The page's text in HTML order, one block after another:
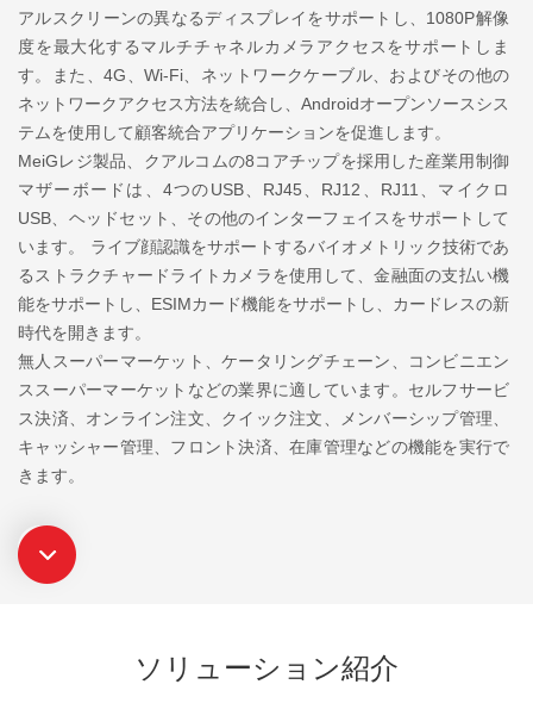
アルスクリーンの異なるディスプレイをサポートし、1080P解像
度を最大化するマルチチャネルカメラアクセスをサポートしま
す。また、4G、Wi-Fi、ネットワークケーブル、およびその他の
ネットワークアクセス方法を統合し、Androidオープンソースシス
テムを使用して顧客統合アプリケーションを促進します。
MeiGレジ製品、クアルコムの8コアチップを採用した産業用制御
マザーボードは、4つのUSB、RJ45、RJ12、RJ11、マイクロ
USB、ヘッドセット、その他のインターフェイスをサポートして
います。 ライブ顔認識をサポートするバイオメトリック技術であ
るストラクチャードライトカメラを使用して、金融面の支払い機
能をサポートし、ESIMカード機能をサポートし、カードレスの新
時代を開きます。
無人スーパーマーケット、ケータリングチェーン、コンビニエン
ススーパーマーケットなどの業界に適しています。セルフサービ
ス決済、オンライン注文、クイック注文、メンバーシップ管理、
キャッシャー管理、フロント決済、在庫管理などの機能を実行で
きます。
ソリューション紹介